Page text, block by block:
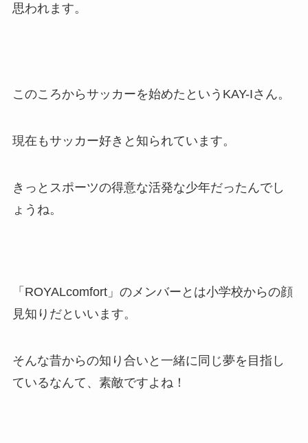
思われます。
このころからサッカーを始めたというKAY-Iさん。
現在もサッカー好きと知られています。
きっとスポーツの得意な活発な少年だったんでし
ょうね。
「ROYALcomfort」のメンバーとは小学校からの顔
見知りだといいます。
そんな昔からの知り合いと一緒に同じ夢を目指し
ているなんて、素敵ですよね！